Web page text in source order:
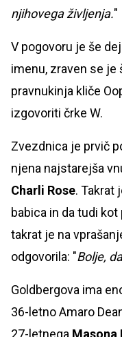
njihovega življenja."
V pogovoru je še
imenu, zraven se je
pravnukinja kliče
izgovoriti črke W.
Zvezdnica je prvič
njena najstarejša
Charli Rose. Takrat
babica in da tudi
takrat je na
odgovorila: "Bolje,
Goldbergova ima
36-letno Amaro
27-letnega Masona